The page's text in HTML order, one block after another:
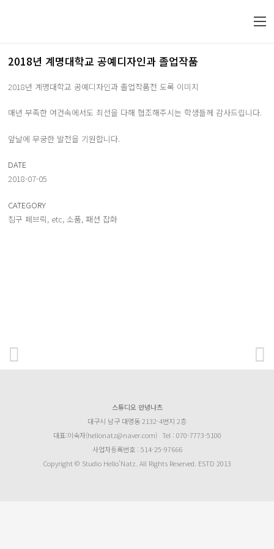
2018년 계명대학교 공예디자인과 졸업작품
2018년 계명대학교 공예디자인과 졸업작품전 도록 이미지
매년 부족한 여건속에서도 최선을 다해 협조해주시는 학생들께 감사드립니다.
앞날에 무궁한 발전을 기원합니다.
DATE
2018-07-05
CATEGORY
침구 페브릭, etc, 소품, 패션 잡화
스튜디오 안녕나츠
대구시 남구 대명동 2132-4번지 2층
대표:이숙자(hellonatz@naver.com) Tel : 070-7773-5100
사업자등록번호 : 514-25-97666
Copyright © Studio Hello’Natz. All Rights Reserved. ESTD 2013